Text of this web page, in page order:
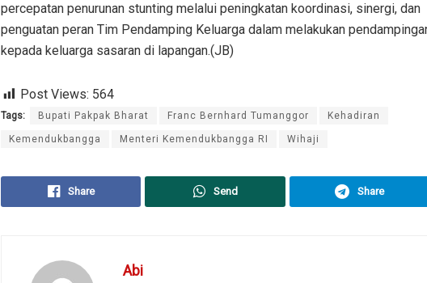
percepatan penurunan stunting melalui peningkatan koordinasi, sinergi, dan
penguatan peran Tim Pendamping Keluarga dalam melakukan
kepada keluarga sasaran di lapangan.(JB)
Post Views: 564
Tags: Bupati Pakpak Bharat Franc Bernhard Tumanggor Kehadiran
Kemendukbangga Menteri Kemendukbangga RI Wihaji
Share Send Share
Abi